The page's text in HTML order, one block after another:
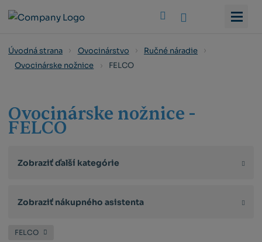
Úvodná strana Ovocinárstvo
Ručné náradie
Ovocinárske nožnice
FELCO
Ovocinárske nožnice -
FELCO
Zobraziť ďalší kategórie
Zobraziť nákupného asistenta
FELCO